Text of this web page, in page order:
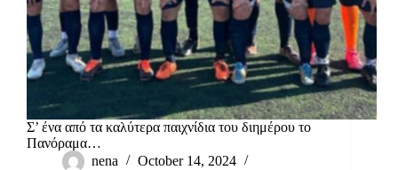
Σ’ ένα από τα καλύτερα παιχνίδια του διημέρου το
Πανόραμα…
nena
October 14, 2024